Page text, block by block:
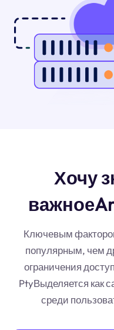
Хочу
Ключевым
популярным, чем
ограничения
PtyВыделяется как
среди